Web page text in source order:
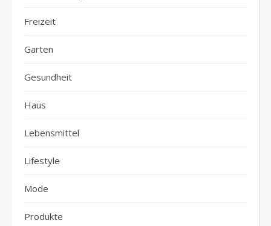
Freizeit
Garten
Gesundheit
Haus
Lebensmittel
Lifestyle
Mode
Produkte